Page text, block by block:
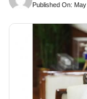
Published On: